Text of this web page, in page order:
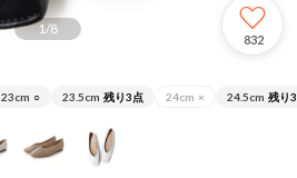
1/8
832
23cm ○ 23.5cm 残り3点 24cm × 24.5cm 残り